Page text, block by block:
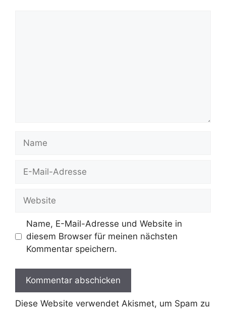
Name
Website
Name, E-Mail-Adresse und Website in
diesem Browser für meinen nächsten
Kommentar speichern.
Diese Website verwendet Akismet, um Spam zu